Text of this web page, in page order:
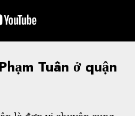
Tuân ở quận